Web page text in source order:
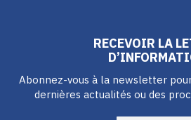
RECEVOIR LA
Abonnez-vous à la newsletter
dernières actualités ou des